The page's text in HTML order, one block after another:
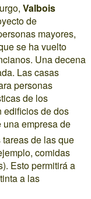
Valbois
de
mayores,
se ha vuelto
Una decena
Las casas
personas
de los
edificios de dos
empresa de
de las que
comidas
Esto permitirá a
a las